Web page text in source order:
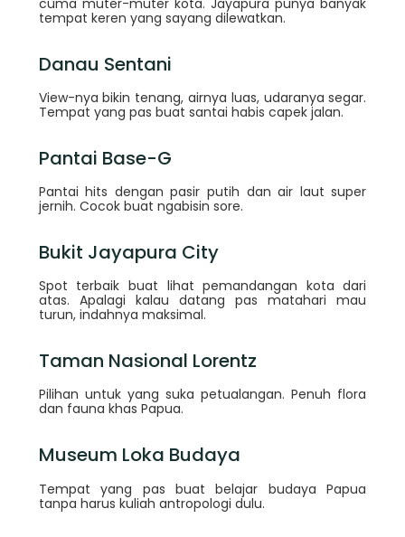
tempat keren yang sayang dilewatkan.
Danau Sentani
View-nya bikin tenang, airnya luas, udaranya segar.
Tempat yang pas buat santai habis capek jalan.
Pantai Base-G
Pantai hits dengan pasir putih dan air laut super
jernih. Cocok buat ngabisin sore.
Bukit Jayapura City
Spot terbaik buat lihat pemandangan kota dari
atas. Apalagi kalau datang pas matahari mau
turun, indahnya maksimal.
Taman Nasional Lorentz
Pilihan untuk yang suka petualangan. Penuh flora
dan fauna khas Papua.
Museum Loka Budaya
Tempat yang pas buat belajar budaya Papua
tanpa harus kuliah antropologi dulu.